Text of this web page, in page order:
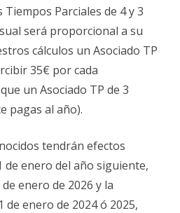
Tiempos Parciales de 4 y 3
será proporcional a su
cálculos un Asociado TP
35€ por cada
un Asociado TP de 3
pagas al año).
tendrán efectos
de enero del año siguiente,
enero de 2026 y la
enero de 2024 ó 2025,